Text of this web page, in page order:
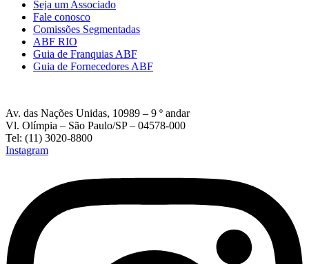
Seja um Associado
Fale conosco
Comissões Segmentadas
ABF RIO
Guia de Franquias ABF
Guia de Fornecedores ABF
Av. das Nações Unidas, 10989 – 9 º andar
Vl. Olímpia – São Paulo/SP – 04578-000
Tel: (11) 3020-8800
Instagram